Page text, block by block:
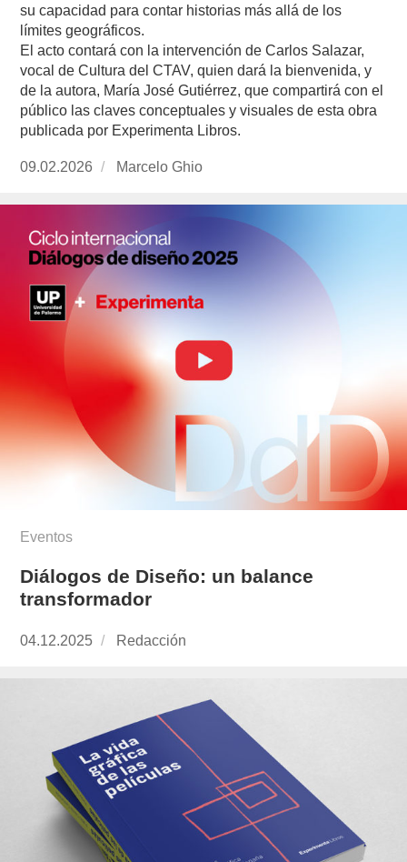
su capacidad para contar historias más allá de los
límites geográficos.
El acto contará con la intervención de Carlos Salazar,
vocal de Cultura del CTAV, quien dará la bienvenida, y
de la autora, María José Gutiérrez, que compartirá con el
público las claves conceptuales y visuales de esta obra
publicada por Experimenta Libros.
Publicado
09.02.2026
https://www.experimenta.es/author/marcelo-
Marcelo Ghio
Eventos
Diálogos de Diseño: un balance
transformador
Publicado
04.12.2025 https://www.experimenta.es/author/redaccion/
Redacción